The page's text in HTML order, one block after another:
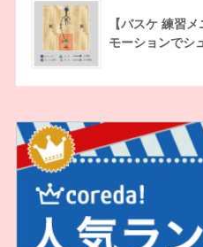
【バスケ 練習
モーションでシ